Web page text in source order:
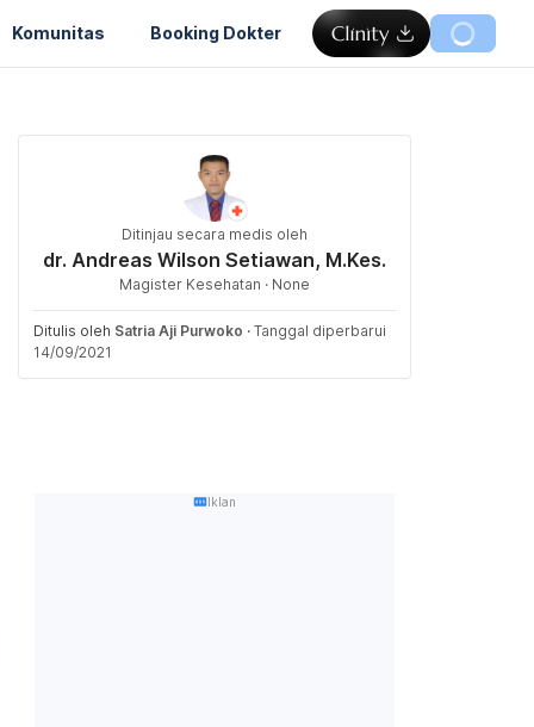
Komunitas Booking Dokter
Ditinjau secara medis oleh
dr. Andreas Wilson Setiawan, M.Kes.
Magister Kesehatan · None
Ditulis oleh Satria Aji Purwoko · Tanggal diperbarui
14/09/2021
Iklan